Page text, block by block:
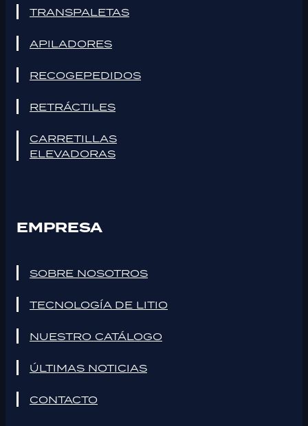
TRANSPALETAS
APILADORES
RECOGEPEDIDOS
RETRÁCTILES
CARRETILLAS
ELEVADORAS
EMPRESA
SOBRE NOSOTROS
TECNOLOGÍA DE LITIO
NUESTRO CATÁLOGO
ÚLTIMAS NOTICIAS
CONTACTO